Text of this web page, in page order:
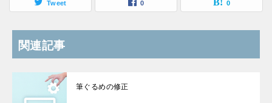
Tweet 0 0
関連記事
筆ぐるめの修正